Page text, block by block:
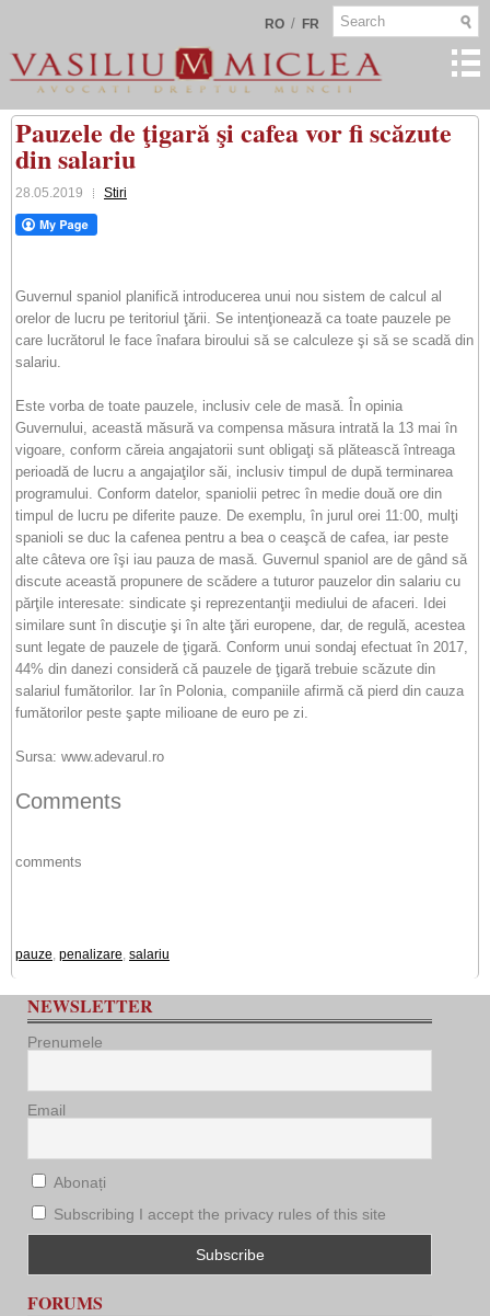
RO / FR
Pauzele de ţigară şi cafea vor fi scăzute
din salariu
28.05.2019 Stiri
Guvernul spaniol planifică introducerea unui nou sistem de calcul al
orelor de lucru pe teritoriul ţării. Se intenţionează ca toate pauzele pe
care lucrătorul le face înafara biroului să se calculeze şi să se scadă din
salariu.
Este vorba de toate pauzele, inclusiv cele de masă. În opinia
Guvernului, această măsură va compensa măsura intrată la 13 mai în
vigoare, conform căreia angajatorii sunt obligaţi să plătească întreaga
perioadă de lucru a angajaţilor săi, inclusiv timpul de după terminarea
programului. Conform datelor, spaniolii petrec în medie două ore din
timpul de lucru pe diferite pauze. De exemplu, în jurul orei 11:00, mulţi
spanioli se duc la cafenea pentru a bea o ceaşcă de cafea, iar peste
alte câteva ore îşi iau pauza de masă. Guvernul spaniol are de gând să
discute această propunere de scădere a tuturor pauzelor din salariu cu
părţile interesate: sindicate şi reprezentanţii mediului de afaceri. Idei
similare sunt în discuţie şi în alte ţări europene, dar, de regulă, acestea
sunt legate de pauzele de ţigară. Conform unui sondaj efectuat în 2017,
44% din danezi consideră că pauzele de ţigară trebuie scăzute din
salariul fumătorilor. Iar în Polonia, companiile afirmă că pierd din cauza
fumătorilor peste şapte milioane de euro pe zi.
Sursa: www.adevarul.ro
Comments
comments
pauze, penalizare, salariu
NEWSLETTER
Prenumele
Email
Abonați
Subscribing I accept the privacy rules of this site
FORUMS